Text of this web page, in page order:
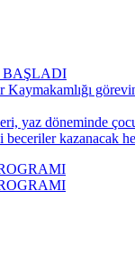
BAŞLADI
yaz döneminde
kazanacak